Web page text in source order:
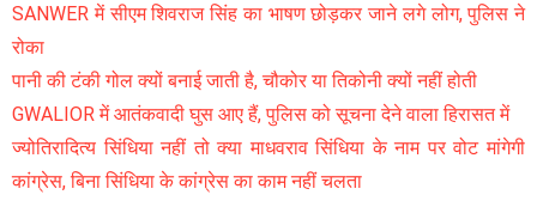
SANWER में सीएम शिवराज सिंह का भाषण छोड़कर जाने लगे लोग, पुलिस ने
रोका
पानी की टंकी गोल क्यों बनाई जाती है, चौकोर या तिकोनी क्यों नहीं होती
GWALIOR में आतंकवादी घुस आए हैं, पुलिस को सूचना देने वाला हिरासत में
ज्योतिरादित्य सिंधिया नहीं तो क्या माधवराव सिंधिया के नाम पर वोट मांगेगी
कांग्रेस, बिना सिंधिया के कांग्रेस का काम नहीं चलता